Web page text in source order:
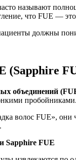
называют
что FUE —
должны
(Sapphire
объединений
пробойниками.
волос FUE»,
Sapphire FUE